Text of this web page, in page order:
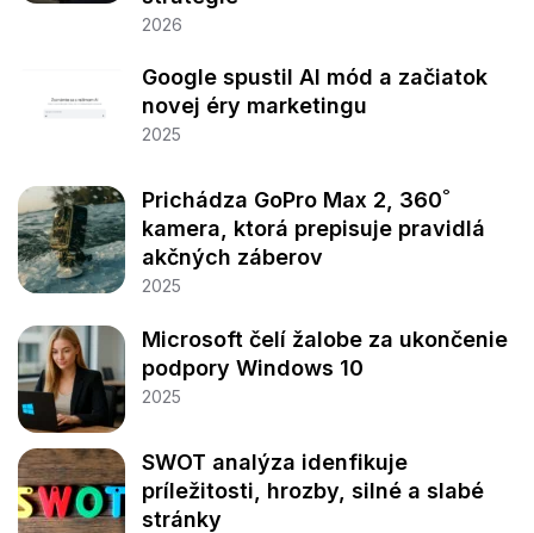
2026
Google spustil AI mód a začiatok
novej éry marketingu
2025
Prichádza GoPro Max 2, 360˚
kamera, ktorá prepisuje pravidlá
akčných záberov
2025
Microsoft čelí žalobe za ukončenie
podpory Windows 10
2025
SWOT analýza idenfikuje
príležitosti, hrozby, silné a slabé
stránky